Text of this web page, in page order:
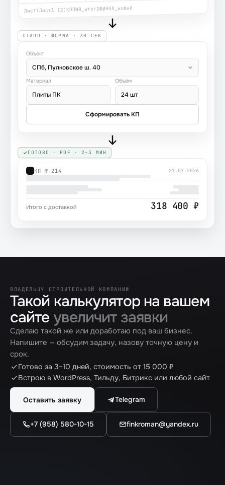
Лист1Лист1 (2)КОПИЯ_итог2ФИНАЛ_новый
СТАЛО · ФОРМА · 30 СЕК
Объект
СПб, Пулковское ш. 40
Материал
Плиты ПК
Объём
24 шт
Сформировать КП
ГОТОВО · PDF · 2–3 МИН
КП № 214 21.07.2026
Итого с доставкой 318 400 ₽
ВЛАДЕЛЬЦУ СТРОИТЕЛЬНОЙ КОМПАНИИ
Такой калькулятор на вашем
сайте увеличит заявки
Сделаю такой же или доработаю под ваш бизнес.
Напишите — обсудим задачу, назову точную цену и
срок.
Готово за 3–10 дней, стоимость от 15 000 ₽
Встрою в WordPress, Тильду, Битрикс или любой сайт
Оставить заявку Telegram
+7 (958) 580-10-15 finkroman@yandex.ru